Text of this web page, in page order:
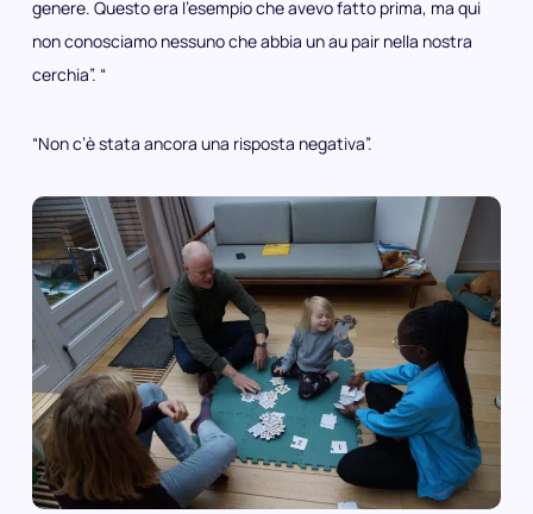
genere. Questo era l’esempio che avevo fatto prima, ma qui
non conosciamo nessuno che abbia un au pair nella nostra
cerchia”. “
“Non c’è stata ancora una risposta negativa”.